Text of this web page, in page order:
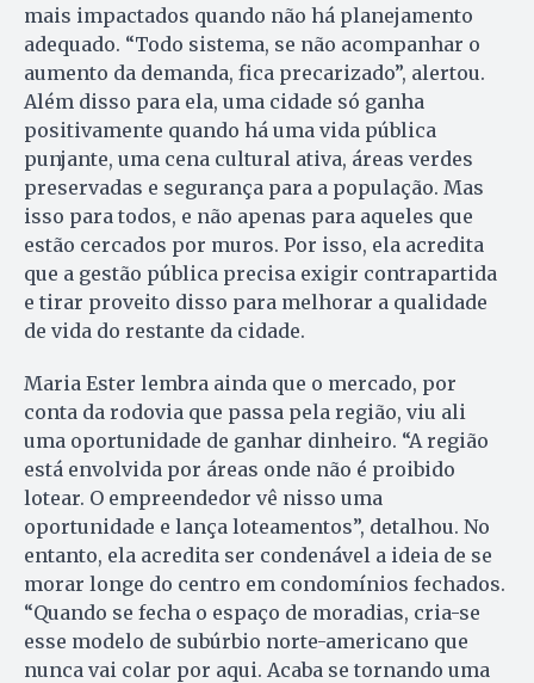
mais impactados quando não há planejamento
adequado. “Todo sistema, se não acompanhar o
aumento da demanda, fica precarizado”, alertou.
Além disso para ela, uma cidade só ganha
positivamente quando há uma vida pública
punjante, uma cena cultural ativa, áreas verdes
preservadas e segurança para a população. Mas
isso para todos, e não apenas para aqueles que
estão cercados por muros. Por isso, ela acredita
que a gestão pública precisa exigir contrapartida
e tirar proveito disso para melhorar a qualidade
de vida do restante da cidade.
Maria Ester lembra ainda que o mercado, por
conta da rodovia que passa pela região, viu ali
uma oportunidade de ganhar dinheiro. “A região
está envolvida por áreas onde não é proibido
lotear. O empreendedor vê nisso uma
oportunidade e lança loteamentos”, detalhou. No
entanto, ela acredita ser condenável a ideia de se
morar longe do centro em condomínios fechados.
“Quando se fecha o espaço de moradias, cria-se
esse modelo de subúrbio norte-americano que
nunca vai colar por aqui. Acaba se tornando uma